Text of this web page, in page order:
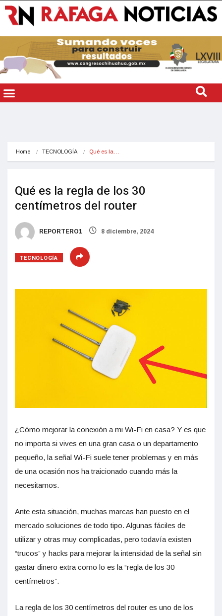
Home TECNOLOGÍA Qué es la…
Qué es la regla de los 30
centímetros del router
REPORTERO1 8 diciembre, 2024
TECNOLOGÍA
¿Cómo mejorar la conexión a mi Wi-Fi en casa? Y es que
no importa si vives en una gran casa o un departamento
pequeño, la señal Wi-Fi suele tener problemas y en más
de una ocasión nos ha traicionado cuando más la
necesitamos.
Ante esta situación, muchas marcas han puesto en el
mercado soluciones de todo tipo. Algunas fáciles de
utilizar y otras muy complicadas, pero todavía existen
“trucos” y hacks para mejorar la intensidad de la señal sin
gastar dinero extra como lo es la “regla de los 30
centímetros”.
La regla de los 30 centímetros del router es uno de los